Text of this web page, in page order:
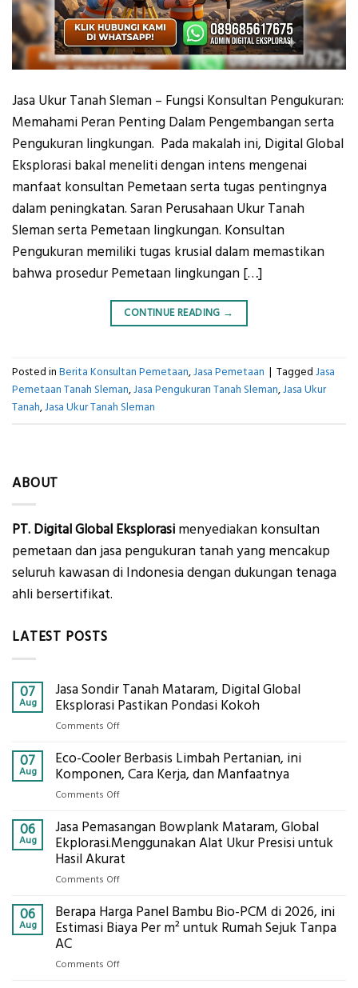
Jasa Ukur Tanah Sleman – Fungsi Konsultan Pengukuran:
Memahami Peran Penting Dalam Pengembangan serta
Pengukuran lingkungan. Pada makalah ini, Digital Global
Eksplorasi bakal meneliti dengan intens mengenai
manfaat konsultan Pemetaan serta tugas pentingnya
dalam peningkatan. Saran Perusahaan Ukur Tanah
Sleman serta Pemetaan lingkungan. Konsultan
Pengukuran memiliki tugas krusial dalam memastikan
bahwa prosedur Pemetaan lingkungan […]
CONTINUE READING →
Posted in Berita Konsultan Pemetaan,Jasa Pemetaan | Tagged Jasa
Pemetaan Tanah Sleman,Jasa Pengukuran Tanah Sleman,Jasa Ukur
Tanah,Jasa Ukur Tanah Sleman
ABOUT
PT. Digital Global Eksplorasi menyediakan konsultan
pemetaan dan jasa pengukuran tanah yang mencakup
seluruh kawasan di Indonesia dengan dukungan tenaga
ahli bersertifikat.
LATEST POSTS
07
Aug
Jasa Sondir Tanah Mataram, Digital Global
Eksplorasi Pastikan Pondasi Kokoh
Comments Offon
Sondir
Tanah
Eksplorasi
Pastikan
Pondasi
Kokoh
07
Aug
Eco-Cooler Berbasis Limbah Pertanian, ini
Komponen, Cara Kerja, dan Manfaatnya
Comments Offon
Cooler
Berbasis
Limbah
Cara
Kerja,
Manfaatnya
06
Aug
Jasa Pemasangan Bowplank Mataram, Global
Ekplorasi.Menggunakan Alat Ukur Presisi untuk
Hasil Akurat
Comments Offon
Pemasangan
Bowplank
06
Aug
Berapa Harga Panel Bambu Bio-PCM di 2026, ini
Estimasi Biaya Per m² untuk Rumah Sejuk Tanpa
AC
Comments Offon